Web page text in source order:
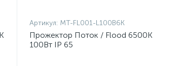
Артикул: MT-FL001-L100B6K
Прожектор Поток / Flood 6500К
100Вт IP 65